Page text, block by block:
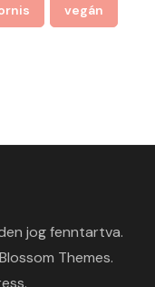
vegán
jog fenntartva.
Blossom Themes.
.